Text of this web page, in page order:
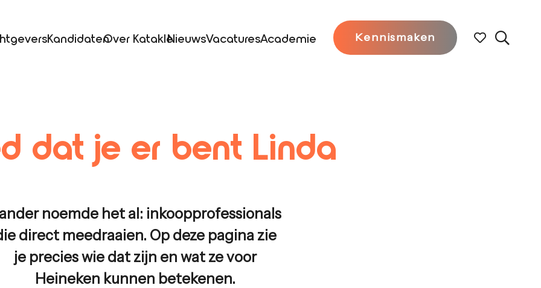
KandidatenOver KatakleNieuwsVacaturesAcademie Kennismaken
dat je er bent Linda
noemde het al: inkoopprofessionals
direct meedraaien. Op deze pagina zie
je precies wie dat zijn en wat ze voor
Heineken kunnen betekenen.